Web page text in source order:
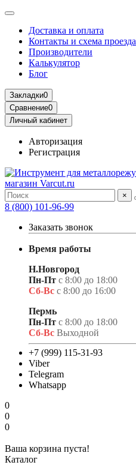
Доставка и оплата
Контакты и схема проезда
Производители
Калькулятор
Блог
Закладки0
Сравнение0
Личный кабинет
Авторизация
Регистрация
×
8 (800) 101-96-99
Заказать звонок
Время работы
Н.Новгород
Пн-Пт с 8:00 до 18:00
Сб-Вс с 8:00 до 16:00
Пермь
Пн-Пт с 8:00 до 18:00
Сб-Вс Выходной
+7 (999) 115-31-93
Viber
Telegram
Whatsapp
0
0
0
Ваша корзина пуста!
Каталог